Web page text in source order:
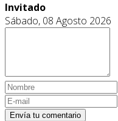
Invitado
Sábado, 08 Agosto 2026
Envía tu comentario